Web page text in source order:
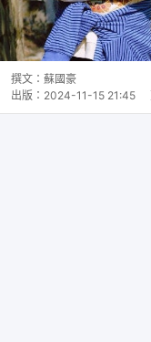
撰文： 蘇國豪
出版： 2024-11-15 21:45